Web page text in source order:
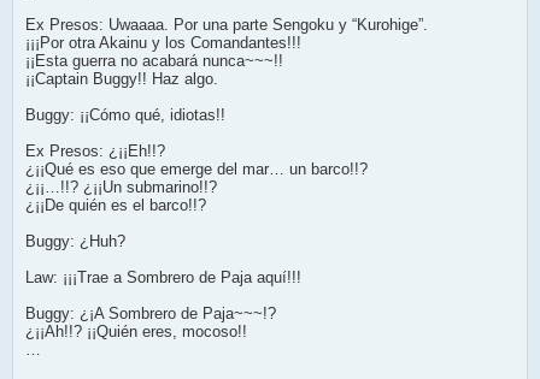
Ex Presos: Uwaaaa. Por una parte Sengoku y “Kurohige”.
¡¡¡Por otra Akainu y los Comandantes!!!
¡¡Esta guerra no acabará nunca~~~!!
¡¡Captain Buggy!! Haz algo.
Buggy: ¡¡Cómo qué, idiotas!!
Ex Presos: ¿¡¡Eh!!?
¿¡¡Qué es eso que emerge del mar… un barco!!?
¿¡¡…!!? ¿¡¡Un submarino!!?
¿¡¡De quién es el barco!!?
Buggy: ¿Huh?
Law: ¡¡¡Trae a Sombrero de Paja aquí!!!
Buggy: ¿¡A Sombrero de Paja~~~!?
¿¡¡Ah!!? ¡¡Quién eres, mocoso!!
…